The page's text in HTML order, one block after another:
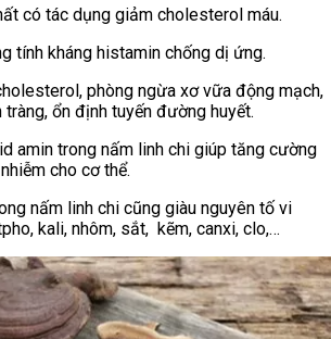
có tác dụng giảm cholesterol máu.
tính kháng histamin chống dị ứng.
phòng ngừa xơ vữa động mạch,
tràng, ổn định tuyến đường huyết.
amin trong nấm linh chi giúp tăng cường
cho cơ thể.
nấm linh chi cũng giàu nguyên tố vi
kali, nhôm, sắt, kẽm, canxi, clo,…